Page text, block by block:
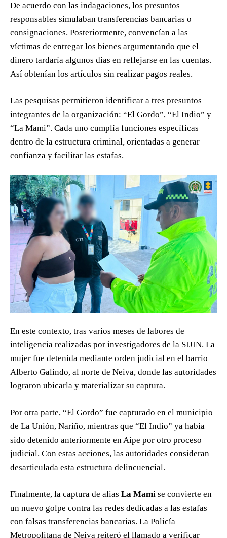
De acuerdo con las indagaciones, los presuntos
responsables simulaban transferencias bancarias o
consignaciones. Posteriormente, convencían a las
víctimas de entregar los bienes argumentando que el
dinero tardaría algunos días en reflejarse en las cuentas.
Así obtenían los artículos sin realizar pagos reales.
Las pesquisas permitieron identificar a tres presuntos
integrantes de la organización: “El Gordo”, “El Indio” y
“La Mami”. Cada uno cumplía funciones específicas
dentro de la estructura criminal, orientadas a generar
confianza y facilitar las estafas.
En este contexto, tras varios meses de labores de
inteligencia realizadas por investigadores de la SIJIN. La
mujer fue detenida mediante orden judicial en el barrio
Alberto Galindo, al norte de Neiva, donde las autoridades
lograron ubicarla y materializar su captura.
Por otra parte, “El Gordo” fue capturado en el municipio
de La Unión, Nariño, mientras que “El Indio” ya había
sido detenido anteriormente en Aipe por otro proceso
judicial. Con estas acciones, las autoridades consideran
desarticulada esta estructura delincuencial.
Finalmente, la captura de alias La Mami se convierte en
un nuevo golpe contra las redes dedicadas a las estafas
con falsas transferencias bancarias. La Policía
Metropolitana de Neiva reiteró el llamado a verificar